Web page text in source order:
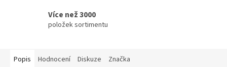
Více než 3000
položek sortimentu
Popis Hodnocení Diskuze Značka